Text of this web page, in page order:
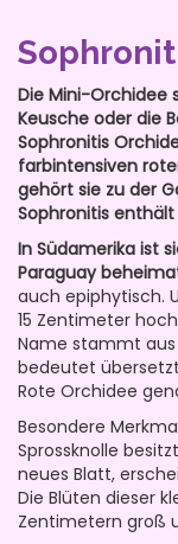
Die Mini-Orchidee
Keusche oder die
Sophronitis
farbintensiven
gehört sie zu der
Sophronitis
In Südamerika ist
Paraguay
auch epiphytisch.
15 Zentimeter
Name stammt aus
bedeutet
Rote Orchidee
Besondere
Sprossknolle
neues Blatt,
Die Blüten dieser
Zentimetern groß